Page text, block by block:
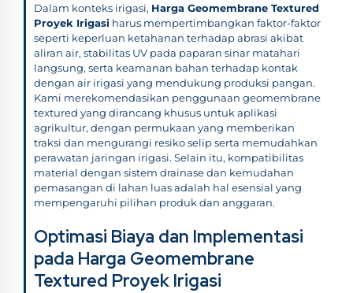
Dalam konteks irigasi, Harga Geomembrane Textured
Proyek Irigasi harus mempertimbangkan faktor-faktor
seperti keperluan ketahanan terhadap abrasi akibat
aliran air, stabilitas UV pada paparan sinar matahari
langsung, serta keamanan bahan terhadap kontak
dengan air irigasi yang mendukung produksi pangan.
Kami merekomendasikan penggunaan geomembrane
textured yang dirancang khusus untuk aplikasi
agrikultur, dengan permukaan yang memberikan
traksi dan mengurangi resiko selip serta memudahkan
perawatan jaringan irigasi. Selain itu, kompatibilitas
material dengan sistem drainase dan kemudahan
pemasangan di lahan luas adalah hal esensial yang
mempengaruhi pilihan produk dan anggaran.
Optimasi Biaya dan Implementasi
pada Harga Geomembrane
Textured Proyek Irigasi